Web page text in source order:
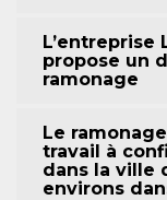
L’entreprise
propose un
ramonage
Le
travail à
dans la ville
environs